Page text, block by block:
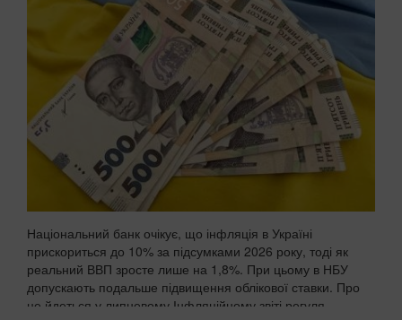
Національний банк очікує, що інфляція в Україні
прискориться до 10% за підсумками 2026 року, тоді як
реальний ВВП зросте лише на 1,8%. При цьому в НБУ
допускають подальше підвищення облікової ставки. Про
це йдеться у липневому Інфляційному звіті регуля...